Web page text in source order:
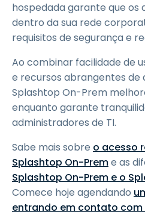
hospedada garante que os
dentro da sua rede
requisitos de segurança e
Ao combinar facilidade de
e recursos abrangentes de
Splashtop On-Prem
enquanto garante
administradores de TI.
Sabe mais sobre o acesso
Splashtop On-Preme as
Splashtop On-Prem e o
Comece hoje agendando
entrando em contato